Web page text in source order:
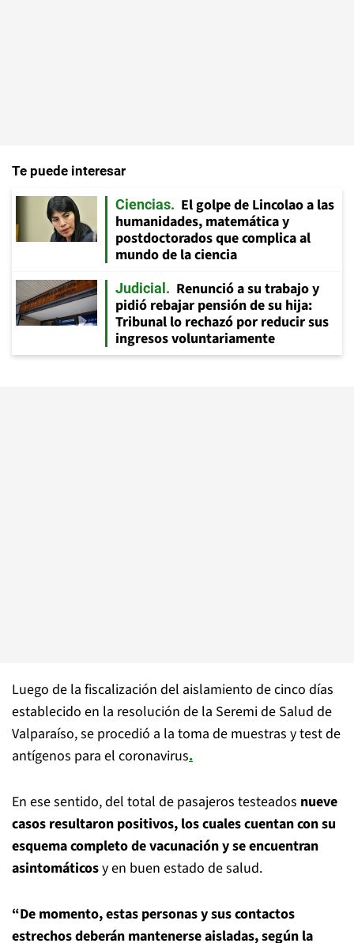
Te puede interesar
Ciencias
El golpe de Lincolao a las
humanidades, matemática y
postdoctorados que complica al
mundo de la ciencia
Judicial
Renunció a su trabajo y
pidió rebajar pensión de su hija:
Tribunal lo rechazó por reducir sus
ingresos voluntariamente
Luego de la fiscalización del aislamiento de cinco días
establecido en la resolución de la Seremi de Salud de
Valparaíso, se procedió a la toma de muestras y test de
antígenos para el coronavirus.
En ese sentido, del total de pasajeros testeados nueve
casos resultaron positivos, los cuales cuentan con su
esquema completo de vacunación y se encuentran
asintomáticosy en buen estado de salud.
“De momento, estas personas y sus contactos
estrechos deberán mantenerse aisladas, según la